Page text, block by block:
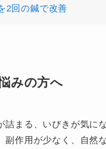
2回の鍼で改善
みの方へ
詰まる、いびきが気
作用が少なく、自然